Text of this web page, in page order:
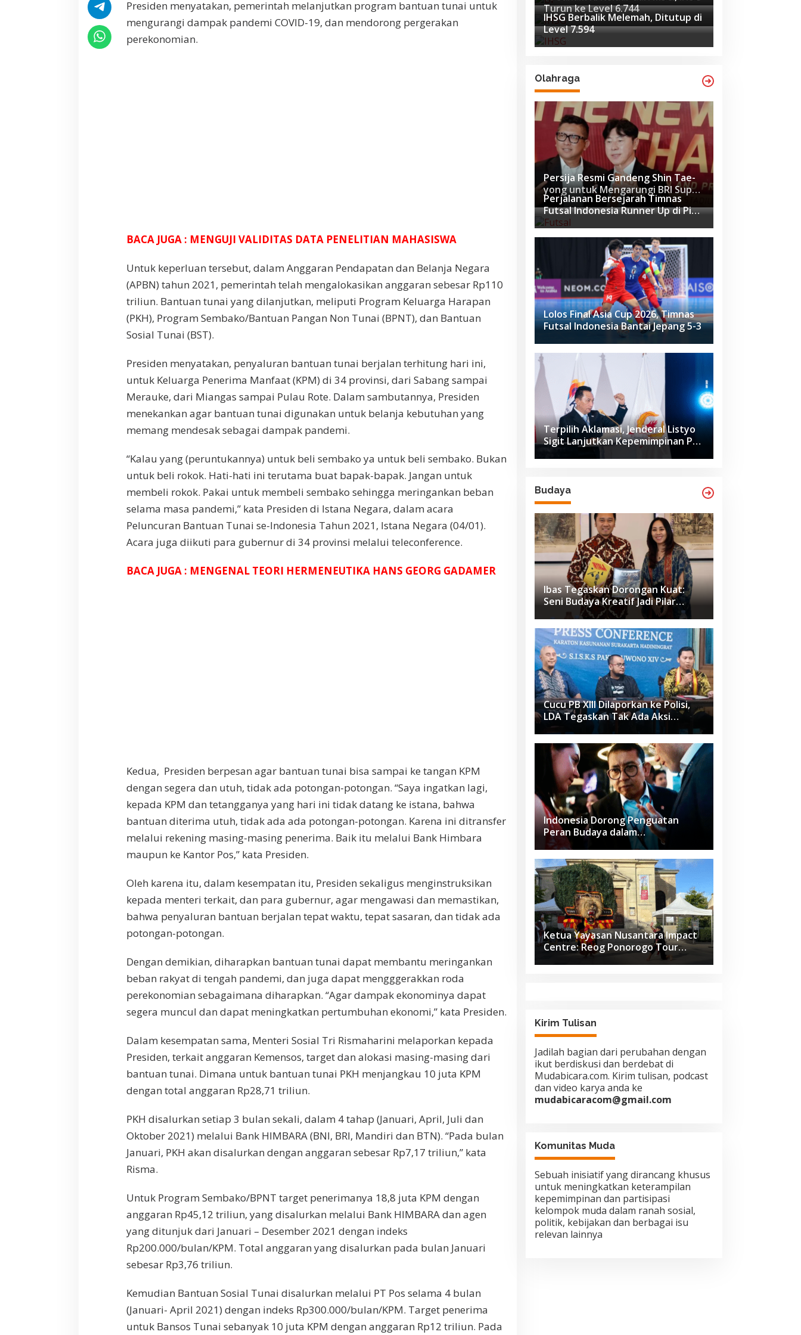
u
a
Presiden menyatakan, pemerintah melanjutkan program bantuan tunai untuk
mengurangi dampak pandemi COVID-19, dan mendorong pergerakan
perekonomian.
BACA JUGA : MENGUJI VALIDITAS DATA PENELITIAN MAHASISWA
Untuk keperluan tersebut, dalam Anggaran Pendapatan dan Belanja Negara
(APBN) tahun 2021, pemerintah telah mengalokasikan anggaran sebesar Rp110
triliun. Bantuan tunai yang dilanjutkan, meliputi Program Keluarga Harapan
(PKH), Program Sembako/Bantuan Pangan Non Tunai (BPNT), dan Bantuan
Sosial Tunai (BST).
Presiden menyatakan, penyaluran bantuan tunai berjalan terhitung hari ini,
untuk Keluarga Penerima Manfaat (KPM) di 34 provinsi, dari Sabang sampai
Merauke, dari Miangas sampai Pulau Rote. Dalam sambutannya, Presiden
menekankan agar bantuan tunai digunakan untuk belanja kebutuhan yang
memang mendesak sebagai dampak pandemi.
“Kalau yang (peruntukannya) untuk beli sembako ya untuk beli sembako. Bukan
untuk beli rokok. Hati-hati ini terutama buat bapak-bapak. Jangan untuk
membeli rokok. Pakai untuk membeli sembako sehingga meringankan beban
selama masa pandemi,” kata Presiden di Istana Negara, dalam acara
Peluncuran Bantuan Tunai se-Indonesia Tahun 2021, Istana Negara (04/01).
Acara juga diikuti para gubernur di 34 provinsi melalui teleconference.
BACA JUGA : MENGENAL TEORI HERMENEUTIKA HANS GEORG GADAMER
Kedua, Presiden berpesan agar bantuan tunai bisa sampai ke tangan KPM
dengan segera dan utuh, tidak ada potongan-potongan. “Saya ingatkan lagi,
kepada KPM dan tetangganya yang hari ini tidak datang ke istana, bahwa
bantuan diterima utuh, tidak ada ada potongan-potongan. Karena ini ditransfer
melalui rekening masing-masing penerima. Baik itu melalui Bank Himbara
maupun ke Kantor Pos,” kata Presiden.
Oleh karena itu, dalam kesempatan itu, Presiden sekaligus menginstruksikan
kepada menteri terkait, dan para gubernur, agar mengawasi dan memastikan,
bahwa penyaluran bantuan berjalan tepat waktu, tepat sasaran, dan tidak ada
potongan-potongan.
Dengan demikian, diharapkan bantuan tunai dapat membantu meringankan
beban rakyat di tengah pandemi, dan juga dapat mengggerakkan roda
perekonomian sebagaimana diharapkan. “Agar dampak ekonominya dapat
segera muncul dan dapat meningkatkan pertumbuhan ekonomi,” kata Presiden.
Dalam kesempatan sama, Menteri Sosial Tri Rismaharini melaporkan kepada
Presiden, terkait anggaran Kemensos, target dan alokasi masing-masing dari
bantuan tunai. Dimana untuk bantuan tunai PKH menjangkau 10 juta KPM
dengan total anggaran Rp28,71 triliun.
PKH disalurkan setiap 3 bulan sekali, dalam 4 tahap (Januari, April, Juli dan
Oktober 2021) melalui Bank HIMBARA (BNI, BRI, Mandiri dan BTN). “Pada bulan
Januari, PKH akan disalurkan dengan anggaran sebesar Rp7,17 triliun,” kata
Risma.
Untuk Program Sembako/BPNT target penerimanya 18,8 juta KPM dengan
anggaran Rp45,12 triliun, yang disalurkan melalui Bank HIMBARA dan agen
yang ditunjuk dari Januari – Desember 2021 dengan indeks
Rp200.000/bulan/KPM. Total anggaran yang disalurkan pada bulan Januari
sebesar Rp3,76 triliun.
Kemudian Bantuan Sosial Tunai disalurkan melalui PT Pos selama 4 bulan
(Januari- April 2021) dengan indeks Rp300.000/bulan/KPM. Target penerima
untuk Bansos Tunai sebanyak 10 juta KPM dengan anggaran Rp12 triliun. Pada
Turun ke Level 6.744
IHSG Berbalik Melemah, Ditutup di
Level 7.594
Olahraga
Persija Resmi Gandeng Shin Tae-
yong untuk Mengarungi BRI Super
League 2026-2027
Perjalanan Bersejarah Timnas
Futsal Indonesia Runner Up di Piala
Asia Futsal 2026
Lolos Final Asia Cup 2026, Timnas
Futsal Indonesia Bantai Jepang 5-3
Terpilih Aklamasi, Jenderal Listyo
Sigit Lanjutkan Kepemimpinan PB
ISSI hingga 2029
Budaya
Ibas Tegaskan Dorongan Kuat:
Seni Budaya Kreatif Jadi Pilar
Utama Identitas dan Ekonomi
Nasional
Cucu PB XIII Dilaporkan ke Polisi,
LDA Tegaskan Tak Ada Aksi
Pemukulan
Indonesia Dorong Penguatan
Peran Budaya dalam
Pembangunan Global di Forum G20
Afrika Selatan
Ketua Yayasan Nusantara Impact
Centre: Reog Ponorogo Tour
Europe adalah Langkah Strategis
Kirim Tulisan
Jadilah bagian dari perubahan dengan
ikut berdiskusi dan berdebat di
Mudabicara.com. Kirim tulisan, podcast
dan video karya anda ke
mudabicaracom@gmail.com
Komunitas Muda
Sebuah inisiatif yang dirancang khusus
untuk meningkatkan keterampilan
kepemimpinan dan partisipasi
kelompok muda dalam ranah sosial,
politik, kebijakan dan berbagai isu
relevan lainnya